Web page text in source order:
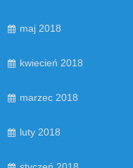
maj 2018
kwiecień 2018
marzec 2018
luty 2018